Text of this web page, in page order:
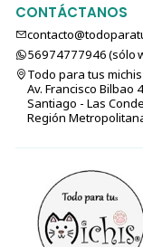
CONTÁCTANOS
56974777946 (sólo⁣⁣⁣⁣⁣​​​​​​​​​​​​​​​
Todo para tus michis
Av. Francisco Bilbao
Santiago - Las
Región